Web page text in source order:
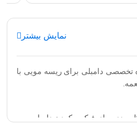
نمایش بیشتر
نگهدارنده تخصصی دامبلی برای ریسه مویی با
قطعه‌ای کاربردی برای فیکس کردن دامبلی